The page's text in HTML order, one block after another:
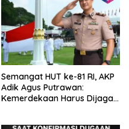
Semangat HUT ke-81 RI, AKP
Adik Agus Putrawan:
Kemerdekaan Harus Dijaga